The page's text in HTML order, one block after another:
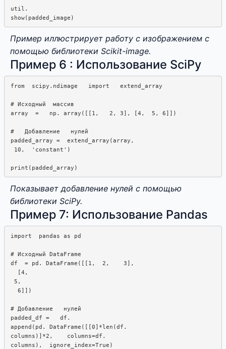
util.
Пример иллюстрирует работу с изображением с
помощью библиотеки Scikit-image.
Пример 6 : Использование SciPy
from  scipy.ndimage   import   extend_array
# Исходный  массив
array  =   np. array([[1,   2, 3], [4,  5, 6]])
#   Добавление   нулей
padded_array =  extend_array(array,
10,  'constant')
Показывает добавление нулей с помощью
библиотеки SciPy.
Пример 7: Использование Pandas
import  pandas as pd
# Исходный DataFrame
df  = pd. DataFrame([[1,  2,    3],
  [4,
5,
  6]])
# Добавление   нулей
padded_df =   df.
append(pd. DataFrame([[0]*len(df.
columns)]*2,    columns=df.
columns),  ignore_index=True)